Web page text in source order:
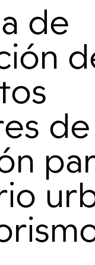
de
de